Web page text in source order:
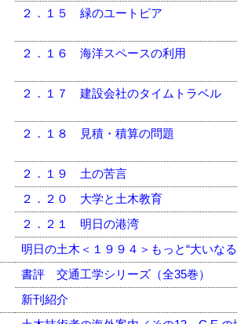
２．１５ 緑のユートピア
２．１６ 海洋スペースの利用
２．１７ 建設会社のタイムトラベル
２．１８ 見積・積算の問題
２．１９ 土の苦言
２．２０ 大学と土木教育
２．２１ 明日の港湾
明日の土木＜１９９４＞もっと“大いな
書評 交通工学シリーズ（全35巻）
新刊紹介